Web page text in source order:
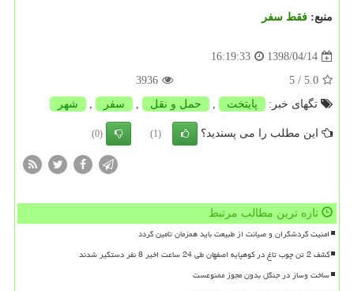
منبع: فقط سفر
1398/04/14
16:19:33
5.0
/ 5
3936
تگهای خبر:
پایتخت , حمل و نقل , سفر , شهر
این مطلب را می پسندید؟ (1)
(0)
تازه ترین مطالب مرتبط
امنیت گردشگران و صیانت از طبیعت باید همزمان تامین گردد
کشف 2 تن چوب تاغ در کوهپایه اصفهان طی 24 ساعت اخیر 8 نفر دستگیر شدند
ساخت وساز در جنگل بدون مجوز ممنوعست